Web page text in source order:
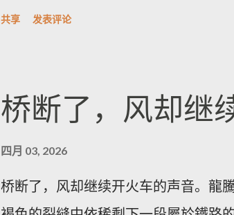
活故事
只无名的手，把声音抽走，只留下形
福，既孤独又清醒。 夜里的冷湖另有
共享 发表评论
桥断了，风却继
四月 03, 2026
桥断了，风却继续开火车的声音。龍